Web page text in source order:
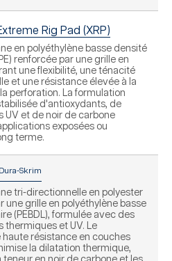
Rig Pad (XRP)
en polyéthylène basse densité
renforcée par une grille en
une flexibilité, une ténacité
et une résistance élevée à la
perforation. La formulation
d'antioxydants, de
UV et de noir de carbone
exposées ou
terme.
Dura-Skrim
tri-directionnelle en polyester
une grille en polyéthylène basse
(PEBDL), formulée avec des
thermiques et UV. Le
haute résistance en couches
la dilatation thermique,